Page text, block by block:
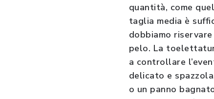
quantità, come
taglia media è
dobbiamo
pelo. La
a controllare
delicato e
o un panno